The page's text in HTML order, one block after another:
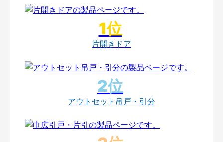
片開きドア
アウトセット吊戸・引分